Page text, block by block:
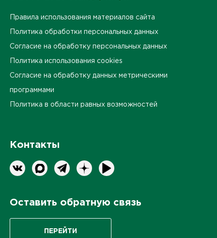
Правила использования материалов сайта
Политика обработки персональных данных
Согласие на обработку персональных данных
Политика использования cookies
Согласие на обработку данных метрическими
программами
Политика в области равных возможностей
Контакты
Оставить обратную связь
ПЕРЕЙТИ